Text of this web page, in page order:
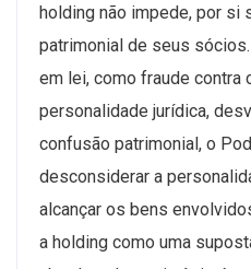
holding não impede, por si
patrimonial de seus
em lei, como fraude contra
personalidade jurídica,
confusão patrimonial, o
desconsiderar a
alcançar os bens
a holding como uma